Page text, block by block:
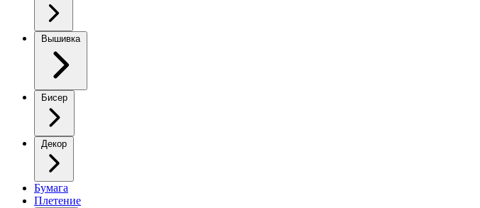
Вышивка
Бисер
Декор
Бумага
Плетение